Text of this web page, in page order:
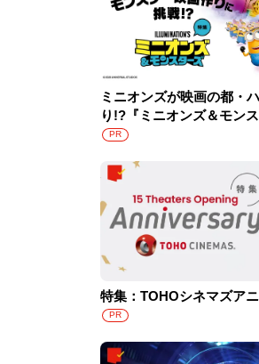
ミニオンズが映画の都・
り!?『ミニオンズ＆モン
PR
特集：TOHOシネマズア
PR